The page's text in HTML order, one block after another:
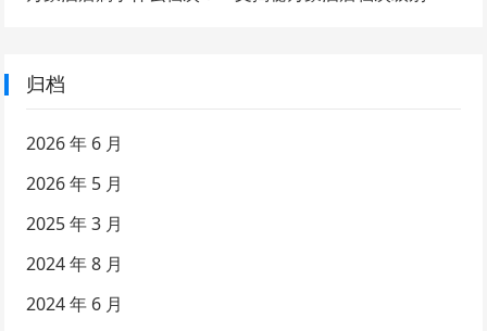
归档
2026 年 6 月
2026 年 5 月
2025 年 3 月
2024 年 8 月
2024 年 6 月